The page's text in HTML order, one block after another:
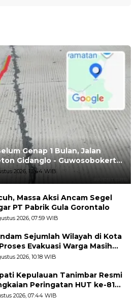
Genap 1 Bulan, Jalan
Gidanglo - Guwosobokerto
2026, 13:44 WIB
Massa Aksi Ancam Segel
PT Pabrik Gula Gorontalo
2026, 07:59 WIB
Sejumlah Wilayah di Kota
Evakuasi Warga Masih
2026, 10:18 WIB
Kepulauan Tanimbar Resmi
Peringatan HUT ke-81
RI, ASN Diajak Perkuat
2026, 07:44 WIB